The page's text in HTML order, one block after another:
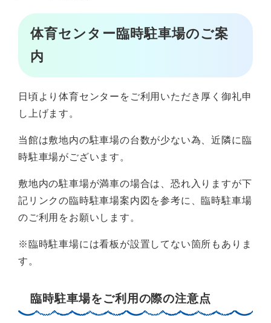
体育センター臨時駐車場のご案
内
日頃より体育センターをご利用いただき厚く御礼申
し上げます。
当館は敷地内の駐車場の台数が少ない為、近隣に臨
時駐車場がございます。
敷地内の駐車場が満車の場合は、恐れ入りますが下
記リンクの臨時駐車場案内図を参考に、臨時駐車場
のご利用をお願いします。
※臨時駐車場には看板が設置してない箇所もありま
す。
臨時駐車場をご利用の際の注意点